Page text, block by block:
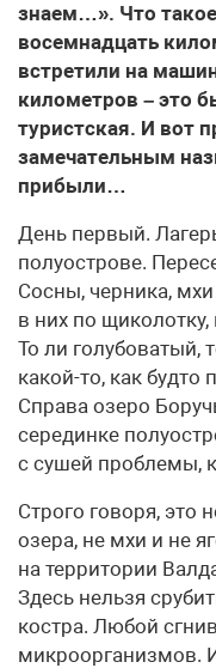
знаем…». Что
восемнадцать
встретили на
километров – это
туристская. И вот
замечательным
прибыли…
День первый.
полуострове.
Сосны, черника,
в них по
То ли голубоватый,
какой-то, как
Справа озеро
серединке
с сушей проблемы,
Строго говоря, это
озера, не мхи и не
на территории
Здесь нельзя
костра. Любой
микроорганизмов.